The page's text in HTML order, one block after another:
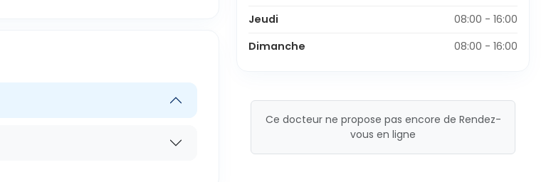
Jeudi
08:00 - 16:00
Dimanche
08:00 - 16:00
Ce docteur ne propose pas encore de Rendez-
vous en ligne